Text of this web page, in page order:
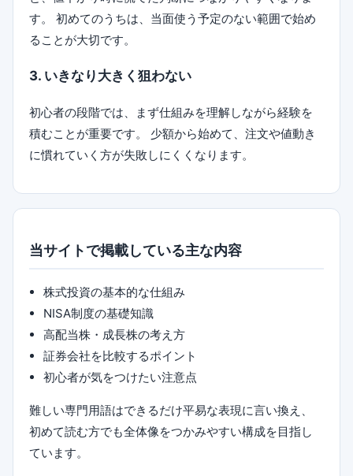
す。 初めてのうちは、当面使う予定のない範囲で始め
ることが大切です。
3. いきなり大きく狙わない
初心者の段階では、まず仕組みを理解しながら経験を
積むことが重要です。 少額から始めて、注文や値動き
に慣れていく方が失敗しにくくなります。
当サイトで掲載している主な内容
株式投資の基本的な仕組み
NISA制度の基礎知識
高配当株・成長株の考え方
証券会社を比較するポイント
初心者が気をつけたい注意点
難しい専門用語はできるだけ平易な表現に言い換え、
初めて読む方でも全体像をつかみやすい構成を目指し
ています。